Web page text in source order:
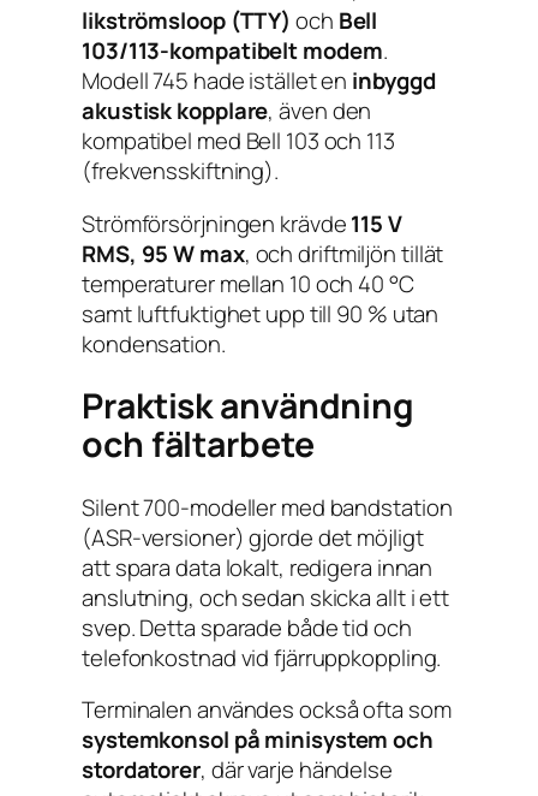
likströmsloop (TTY) och Bell
103/113-kompatibelt modem.
Modell 745 hade istället en inbyggd
akustisk kopplare, även den
kompatibel med Bell 103 och 113
(frekvensskiftning).
Strömförsörjningen krävde115 V
RMS, 95 W max, och driftmiljön tillät
temperaturer mellan 10 och 40 °C
samt luftfuktighet upp till 90 % utan
kondensation.
Praktisk användning
och fältarbete
Silent 700-modeller med bandstation
(ASR-versioner) gjorde det möjligt
att spara data lokalt, redigera innan
anslutning, och sedan skicka allt i ett
svep. Detta sparade både tid och
telefonkostnad vid fjärruppkoppling.
Terminalen användes också ofta som
systemkonsol på minisystem och
stordatorer, där varje händelse